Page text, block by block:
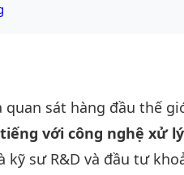
sát hàng đầu thế
với công nghệ xử
kỹ sư R&D và đầu tư